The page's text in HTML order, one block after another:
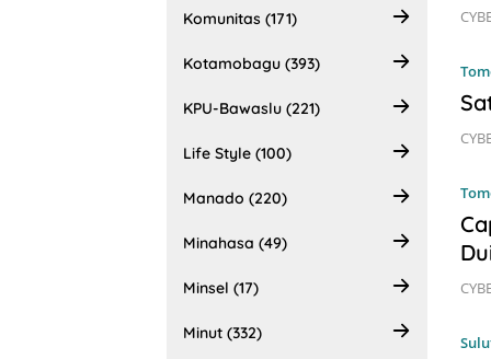
Komunitas (171)
Kotamobagu (393)
KPU-Bawaslu (221)
Life Style (100)
Manado (220)
Minahasa (49)
Minsel (17)
Minut (332)